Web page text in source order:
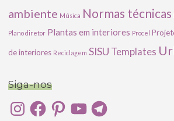
ambiente Música Normas técnicas
Plano diretor Plantas em interiores Procel
de interiores Reciclagem SISU Templates
Siga-nos
InstagramFacebookPinterestYouTubeTelegram